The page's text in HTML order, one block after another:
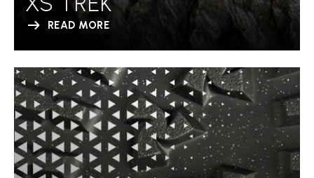
READ MORE